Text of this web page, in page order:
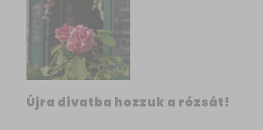
Újra divatba hozzuk a rózsát!